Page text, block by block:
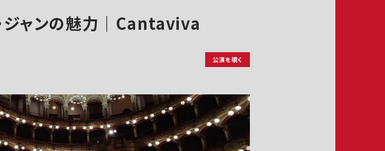
・ジャンの魅力｜Cantaviva
公演を覗く